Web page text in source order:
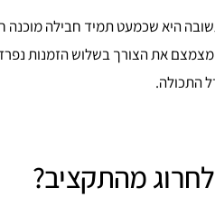
היא שכמעט תמיד חבילה מוכנה
מצמצם את הצורך בשלוש הזמנות
התכולה.
מהתקציב?